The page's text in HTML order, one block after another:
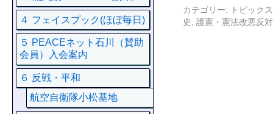
カテゴリー:
トピックス
史
護憲・憲法改悪反
４ フェイスプック(ほぼ毎日)
５ PEACEネット石川（賛助
会員）入会案内
６ 反戦・平和
航空自衛隊小松基地